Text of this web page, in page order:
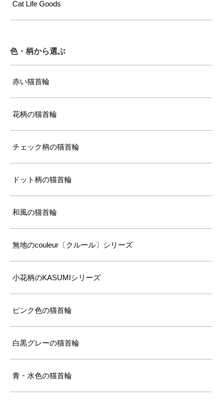
Cat Life Goods
色・柄から選ぶ
赤い猫首輪
花柄の猫首輪
チェック柄の猫首輪
ドット柄の猫首輪
和風の猫首輪
無地のcouleur〔クルール〕シリーズ
小花柄のKASUMIシリーズ
ピンク色の猫首輪
白黒グレーの猫首輪
青・水色の猫首輪